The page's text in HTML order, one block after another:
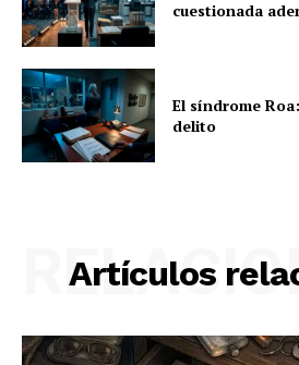
cuestionada
El síndrome
delito
Artículos